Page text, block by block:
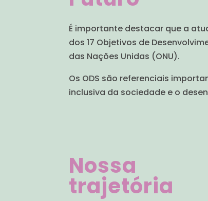
É importante destacar que a
dos 17 Objetivos de
das Nações Unidas (ONU).
Os ODS são referenciais
inclusiva da sociedade e o
Nossa
trajetória